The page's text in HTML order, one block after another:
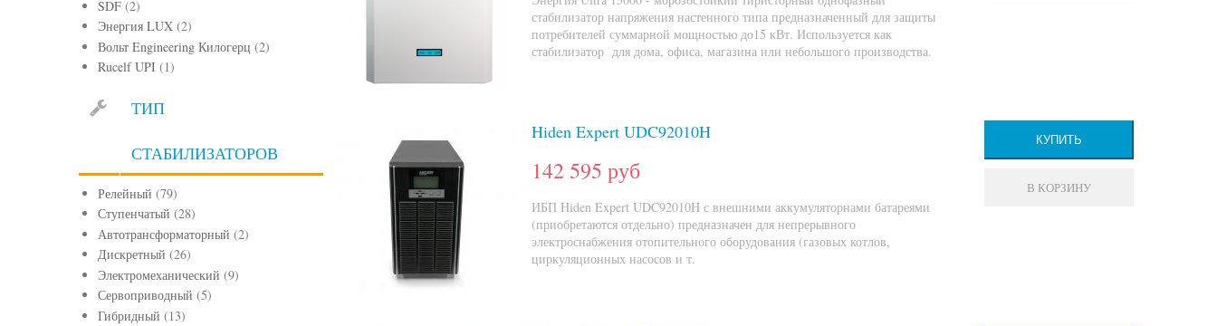
SDF (2)
Энергия LUX (2)
Вольт Engineering Килогерц (2)
Rucelf UPI (1)
ТИП
СТАБИЛИЗАТОРОВ
Релейный (79)
Ступенчатый (28)
Автотрансформаторный (2)
Дискретный (26)
Электромеханический (9)
Сервоприводный (5)
Гибридный (13)
стабилизатор напряжения настенного типа предназначенный для защиты
потребителей суммарной мощностью до15 кВт. Используется как
стабилизатор для дома, офиса, магазина или небольшого производства.
Hiden Expert UDC92010H
142 595 руб
ИБП Hiden Expert UDC92010H с внешними аккумуляторнами батареями
(приобретаются отдельно) предназначен для непрерывного
электроснабжения отопительного оборудования (газовых котлов,
циркуляционных насосов и т.
КУПИТЬ
В КОРЗИНУ